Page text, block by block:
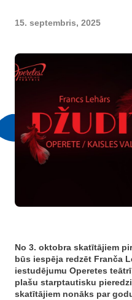
15. septembris, 2025
No 3. oktobra skatītājiem
būs iespēja redzēt Franča
iestudējumu Operetes
plašu starptautisku
skatītājiem nonāks par